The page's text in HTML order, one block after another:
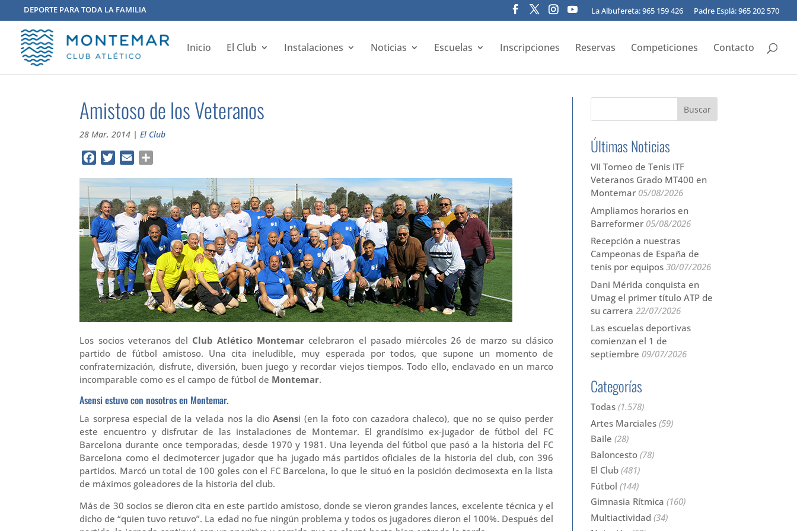
DEPORTE PARA TODA LA FAMILIA La Albufereta: 965 159 426 Padre Esplá: 965 202 570
Inicio El Club Instalaciones Noticias Escuelas Inscripciones Reservas Competiciones Contacto
Amistoso de los Veteranos
28 Mar, 2014 |El Club
FacebookTwitterEmail
Los socios veteranos del Club Atlético Montemar celebraron el pasado miércoles 26 de marzo su clásico
partido de fútbol amistoso. Una cita ineludible, muy esperada por todos, que supone un momento de
confraternización, disfrute, diversión, buen juego y recordar viejos tiempos. Todo ello, enclavado en un marco
incomparable como es el campo de fútbol de Montemar.
Asensi estuvo con nosotros en Montemar.
La sorpresa especial de la velada nos la dioAsensi (en la foto con cazadora chaleco), que no se quiso perder
este encuentro y disfrutar de las instalaciones de Montemar. El grandísimo ex-jugador de fútbol del FC
Barcelona durante once temporadas, desde 1970 y 1981. Una leyenda del fútbol que pasó a la historia del FC
Barcelona como el decimotercer jugador que ha jugado más partidos oficiales de la historia del club, con 396
partidos. Marcó un total de 100 goles con el FC Barcelona, lo que le situó en la posición decimosexta en la lista
de máximos goleadores de la historia del club.
Más de 30 socios se dieron cita en este partido amistoso, donde se vieron grandes lances, excelente técnica y el
dicho de “quien tuvo retuvo”. La edad no fue ningún problema y todos os jugadores dieron el 100%. Después del
Últimas Noticias
VII Torneo de Tenis ITF
Veteranos Grado MT400 en
Montemar 05/08/2026
Ampliamos horarios en
Barreformer 05/08/2026
Recepción a nuestras
Campeonas de España de
tenis por equipos 30/07/2026
Dani Mérida conquista en
Umag el primer título ATP de
su carrera 22/07/2026
Las escuelas deportivas
comienzan el 1 de
septiembre 09/07/2026
Categorías
Todas(1.578)
Artes Marciales(59)
Baile (28)
Baloncesto(78)
El Club(481)
Fútbol (144)
Gimnasia Rítmica (160)
Multiactividad (34)